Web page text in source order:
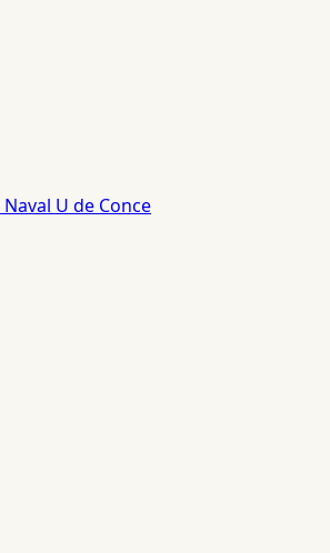
Naval U de Conce